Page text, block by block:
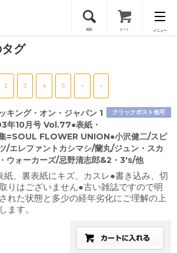
検索 カート メニュー
タグ
2 3 4 5 > »
クリックポスト他可
キング・オン・ジャパン 1
年10月号 Vol.77●表紙・
=SOUL FLOWER UNION●小沢健二/スピ
/エレファントカシマシ/蘭丸/ジュン・スカ
ウォーカーズ/忌野清志郎&2・3's/他
紙、裏表紙にキズ、カスレ●書き込み、切
りはございません●古い雑誌ですので明
れた状態と多少の経年劣化にご理解の上
ます。